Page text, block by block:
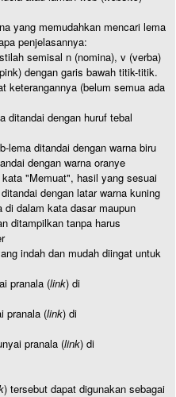
yang memudahkan mencari lema
penjelasannya:
semisal n (nomina), v (verba)
dengan garis bawah titik-titik.
keterangannya (belum semua ada
ditandai dengan huruf tebal
lema ditandai dengan warna biru
dengan warna oranye
"Memuat", hasil yang sesuai
dengan latar warna kuning
dalam kata dasar maupun
ditampilkan tanpa harus
indah dan mudah diingat untuk
pranala (link) di
pranala (link) di
pranala (link) di
) tersebut dapat digunakan sebagai